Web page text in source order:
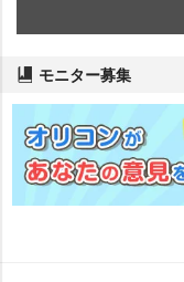
モニター募集